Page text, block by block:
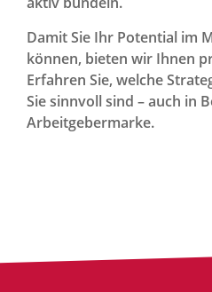
Damit Sie Ihr Potential im
können, bieten wir Ihnen
Erfahren Sie, welche
Sie sinnvoll sind – auch in
Arbeitgebermarke.